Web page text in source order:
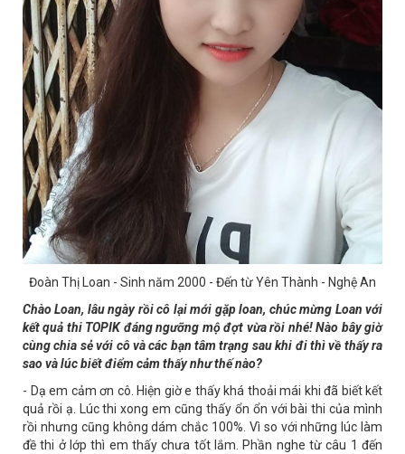
Đoàn Thị Loan - Sinh năm 2000 - Đến từ Yên Thành - Nghệ An
Chào Loan, lâu ngày rồi cô lại mới gặp loan, chúc mừng Loan với
kết quả thi TOPIK đáng ngưỡng mộ đợt vừa rồi nhé! Nào bây giờ
cùng chia sẻ với cô và các bạn tâm trạng sau khi đi thì về thấy ra
sao và lúc biết điểm cảm thấy như thế nào?
- Dạ em cảm ơn cô. Hiện giờ e thấy khá thoải mái khi đã biết kết
quả rồi ạ. Lúc thi xong em cũng thấy ổn ổn với bài thi của mình
rồi nhưng cũng không dám chắc 100%. Vì so với những lúc làm
đề thi ở lớp thì em thấy chưa tốt lắm. Phần nghe từ câu 1 đến